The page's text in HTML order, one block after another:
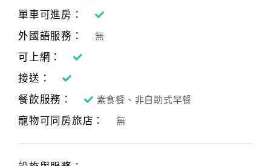
單車可進房：
外國語服務：
無
可上網：
接送：
餐飲服務：
素食餐、非自助式早餐
寵物可同房旅店： 無